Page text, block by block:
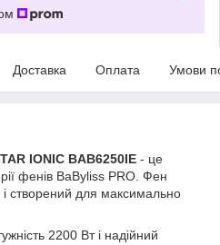
Доставка Оплата Умови
IONIC BAB6250IE - це
фенів BaByliss PRO. Фен
і створений для максимально
2200 Вт і надійний